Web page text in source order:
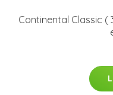
Continental Classic (